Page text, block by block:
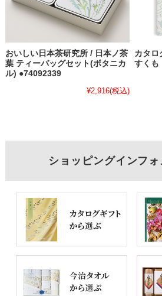
おいしい日本茶研究所 / 日本ノ茶
葉 ティーバッグセット(ボタニカ
ル) ●74092339
¥2,916(税込)
カタロ
すくも
ショッピングインフ